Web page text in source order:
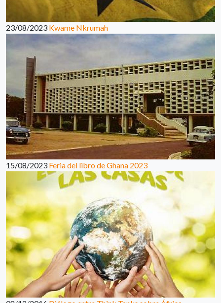
23/08/2023 Kwame Nkrumah
15/08/2023 Feria del libro de Ghana 2023